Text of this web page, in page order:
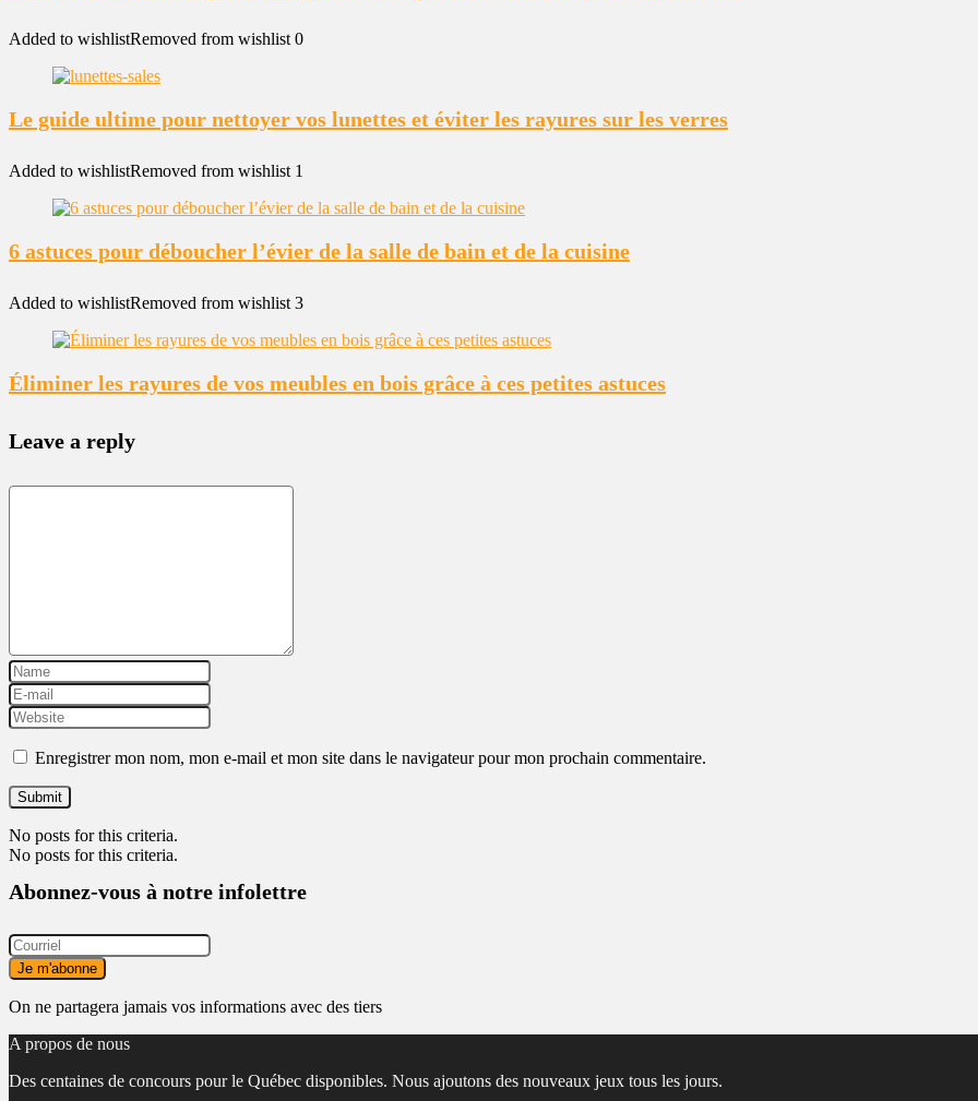
Added to wishlistRemoved from wishlist 0
Le guide ultime pour nettoyer vos lunettes et éviter les rayures sur les verres
Added to wishlistRemoved from wishlist 1
6 astuces pour déboucher l’évier de la salle de bain et de la cuisine
Added to wishlistRemoved from wishlist 3
Éliminer les rayures de vos meubles en bois grâce à ces petites astuces
Leave a reply
Enregistrer mon nom, mon e-mail et mon site dans le navigateur pour mon prochain commentaire.
No posts for this criteria.
No posts for this criteria.
Abonnez-vous à notre infolettre
On ne partagera jamais vos informations avec des tiers
A propos de nous
Des centaines de concours pour le Québec disponibles. Nous ajoutons des nouveaux jeux tous les jours.